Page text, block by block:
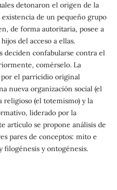
detonaron el origen de la
de un pequeño grupo
de forma autoritaria, posee a
del acceso a ellas.
deciden confabularse contra el
comérselo. La
por el parricidio original
nueva organización social (el
religioso (el totemismo) y la
liderado por la
artículo se propone análisis de
pares de conceptos: mito e
filogénesis y ontogénesis.